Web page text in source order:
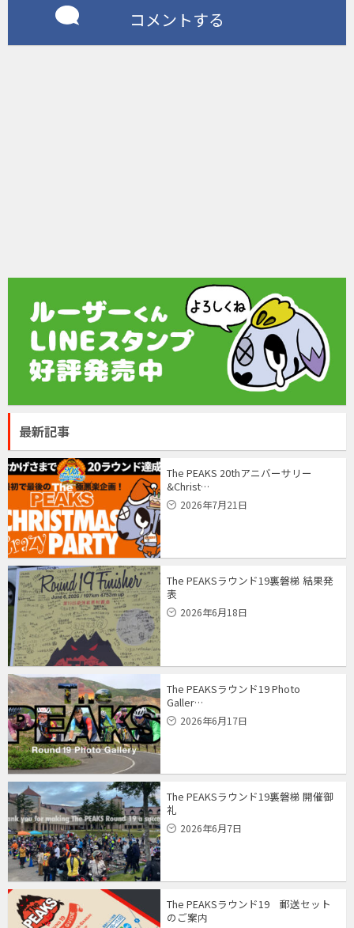
コメントする
最新記事
The PEAKS 20thアニバーサリー
&Christ…
2026年7月21日
The PEAKSラウンド19裏磐梯 結果発
表
2026年6月18日
The PEAKSラウンド19 Photo
Galler…
2026年6月17日
The PEAKSラウンド19裏磐梯 開催御
礼
2026年6月7日
The PEAKSラウンド19 郵送セット
のご案内